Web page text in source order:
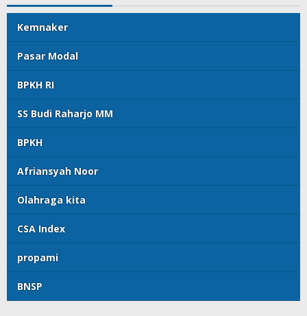
Kemnaker
Pasar Modal
BPKH RI
SS Budi Raharjo MM
BPKH
Afriansyah Noor
Olahraga kita
CSA Index
propami
BNSP